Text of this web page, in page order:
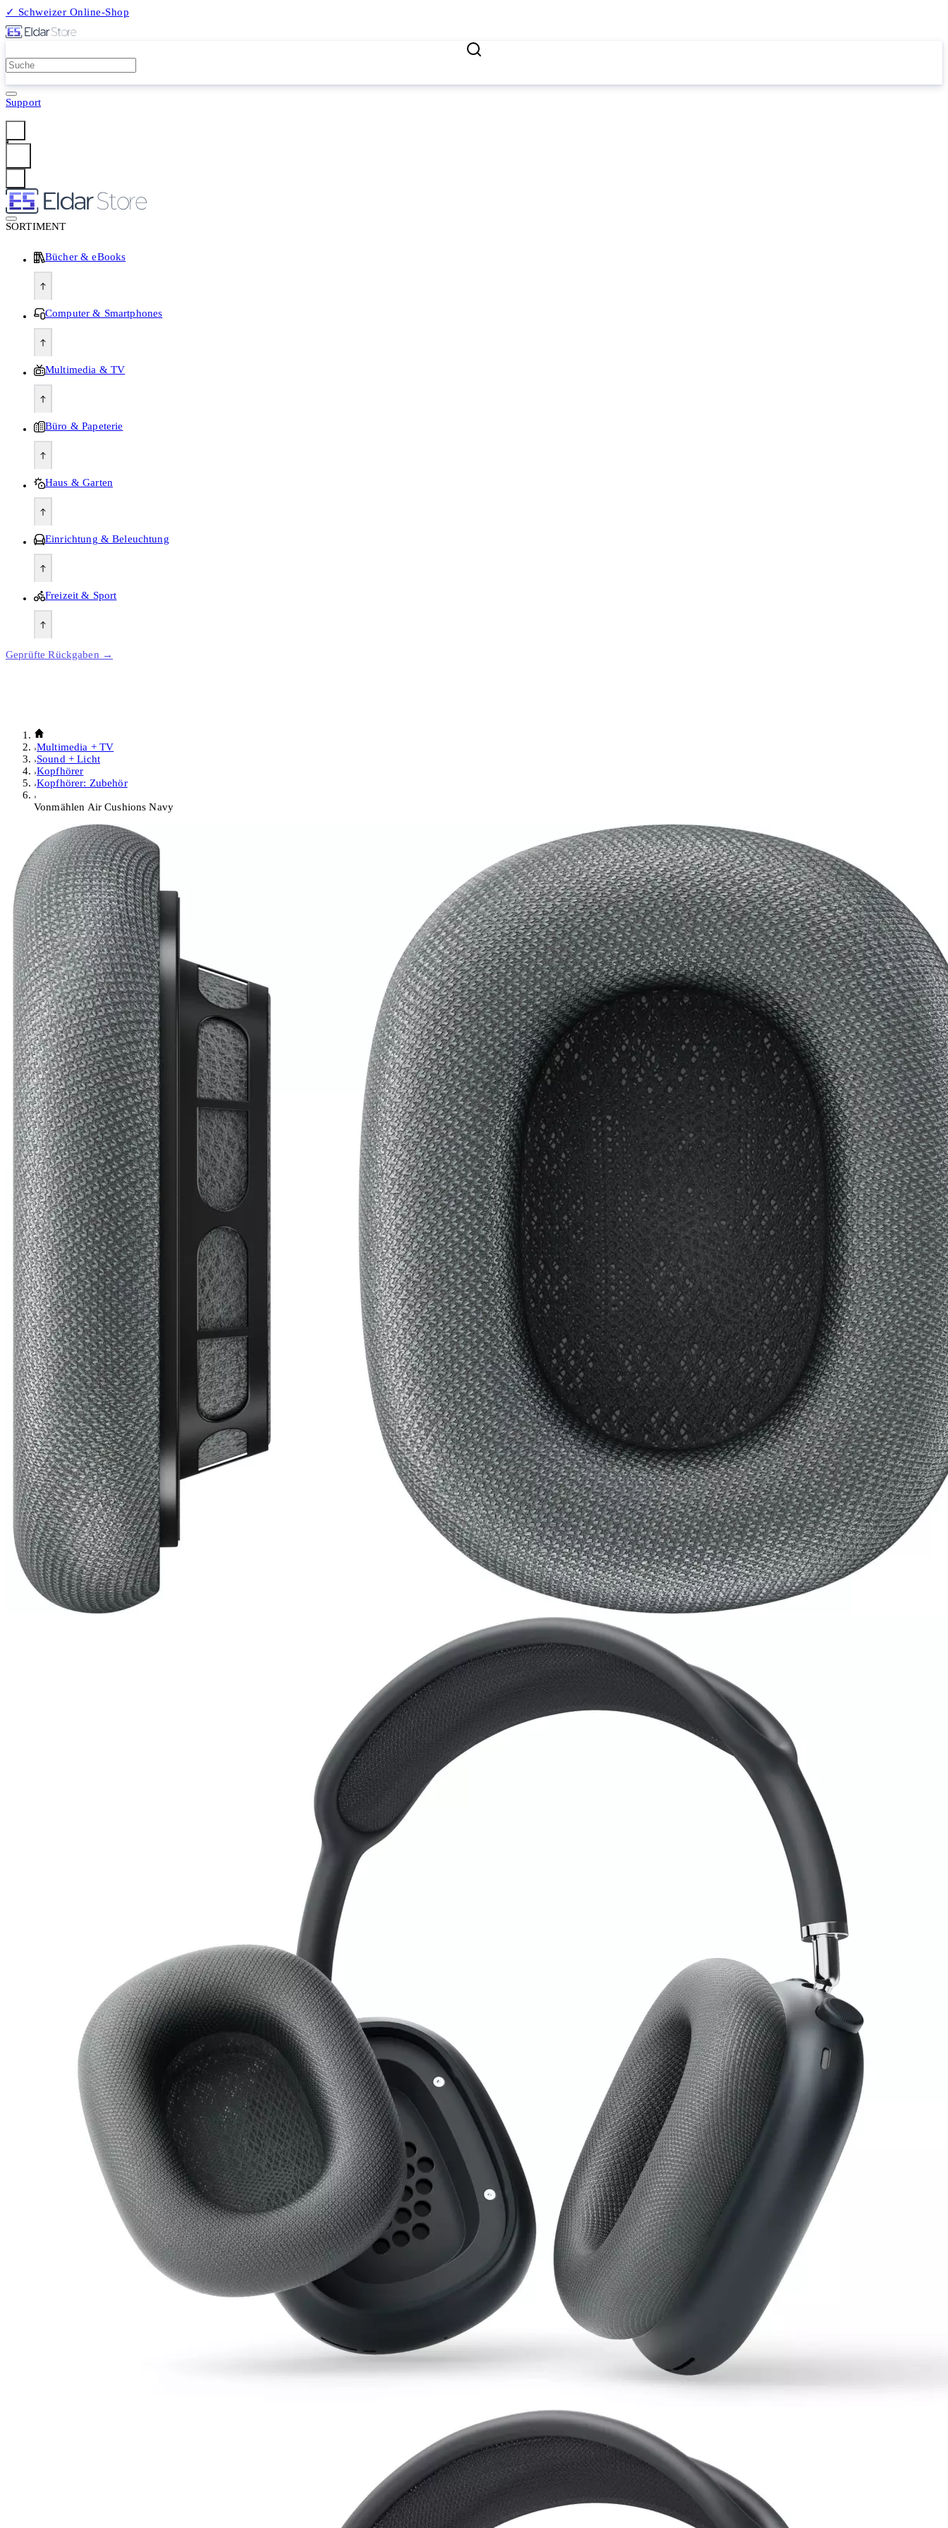
✓ Schweizer Online-Shop
Support
SORTIMENT
Bücher & eBooks
Computer & Smartphones
Multimedia & TV
Büro & Papeterie
Haus & Garten
Einrichtung & Beleuchtung
Freizeit & Sport
Geprüfte Rückgaben →
Multimedia + TV
Sound + Licht
Kopfhörer
Kopfhörer: Zubehör
Vonmählen Air Cushions Navy
Kopfhörer: Zubehör
VonmählenAir Cushions Navy
Ohrpolster für Apple AirPods Max aus recycelten Materialien
Produkt bewerten
Detailfarbe:Blau
Zubehörtyp Kopfhörer:Ohrpolster
2 Jahre
Garantie
Hersteller:
Vonmählen
Hersteller-Artikel-Nr.:ACU00001
Unsere-Artikel-Nr.: NZLH93DAS
EAN:4251483646209